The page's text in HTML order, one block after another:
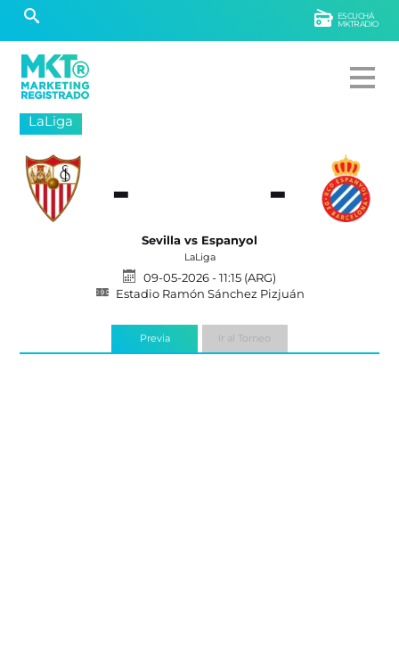
ESCUCHÁ
MKTRADIO
LaLiga
- -
Sevilla vs Espanyol
LaLiga
09-05-2026 - 11:15 (ARG)
Estadio Ramón Sánchez Pizjuán
Previa Ir al Torneo